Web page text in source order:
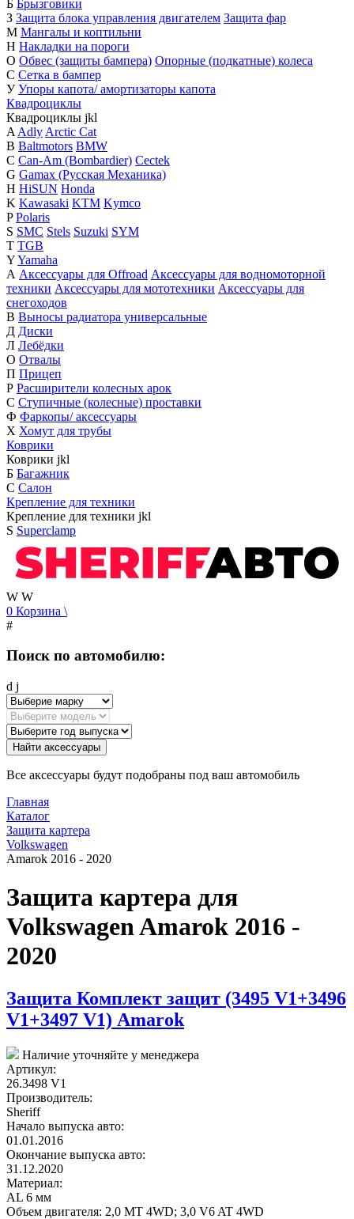
Б Брызговики
З Защита блока управления двигателем Защита фар
М Мангалы и коптильни
Н Накладки на пороги
О Обвес (защиты бампера) Опорные (подкатные) колеса
С Сетка в бампер
У Упоры капота/ амортизаторы капота
Квадроциклы
Квадроциклы jkl
A Adly Arctic Cat
B Baltmotors BMW
C Can-Am (Bombardier) Cectek
G Gamax (Русская Механика)
H HiSUN Honda
K Kawasaki KTM Kymco
P Polaris
S SMC Stels Suzuki SYM
T TGB
YYamaha
А Аксессуары для Offroad Аксессуары для водномоторной
техники Аксессуары для мототехники Аксессуары для
снегоходов
В Выносы радиатора универсальные
Д Диски
Л Лебёдки
О Отвалы
П Прицеп
Р Расширители колесных арок
С Ступичные (колесные) проставки
Ф Фаркопы/ аксессуары
Х Хомут для трубы
Коврики
Коврики jkl
Б Багажник
С Салон
Крепление для техники
Крепление для техники jkl
S Superclamp
W W
0 Корзина \
#
Поиск по автомобилю:
d j
Найти аксессуары
Все аксессуары будут подобраны под ваш автомобиль
Главная
Каталог
Защита картера
Volkswagen
Amarok 2016 - 2020
Защита картера для
Volkswagen Amarok 2016 -
2020
Защита Комплект защит (3495 V1+3496
V1+3497 V1) Amarok
Наличие уточняйте у менеджера
Артикул:
26.3498 V1
Производитель:
Sheriff
Начало выпуска авто:
01.01.2016
Окончание выпуска авто:
31.12.2020
Материал:
AL 6 мм
Объем двигателя: 2,0 MT 4WD; 3,0 V6 AT 4WD